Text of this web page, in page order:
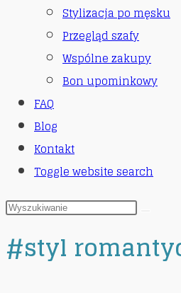
Stylizacja po męsku
Przegląd szafy
Wspólne zakupy
Bon upominkowy
FAQ
Blog
Kontakt
Toggle website search
#styl